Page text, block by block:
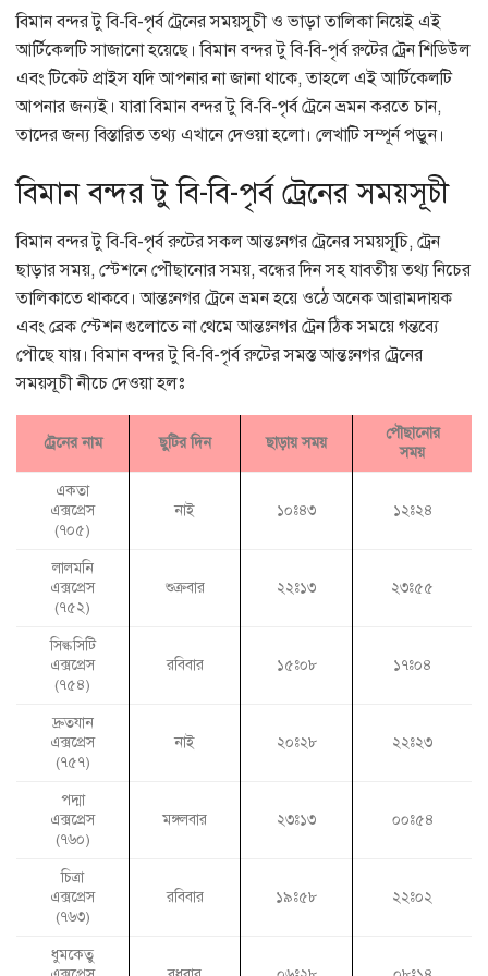
বিমান বন্দর টু বি-বি-পৃর্ব ট্রেনের সময়সূচী ও ভাড়া তালিকা নিয়েই এই
আর্টিকেলটি সাজানো হয়েছে। বিমান বন্দর টু বি-বি-পৃর্ব রুটের ট্রেন শিডিউল
এবং টিকেট প্রাইস যদি আপনার না জানা থাকে, তাহলে এই আর্টিকেলটি
আপনার জন্যই। যারা বিমান বন্দর টু বি-বি-পৃর্ব ট্রেনে ভ্রমন করতে চান,
তাদের জন্য বিস্তারিত তথ্য এখানে দেওয়া হলো। লেখাটি সম্পূর্ন পড়ুন।
বিমান বন্দর টু বি-বি-পৃর্ব ট্রেনের সময়সূচী
বিমান বন্দর টু বি-বি-পৃর্ব রুটের সকল আন্তঃনগর ট্রেনের সময়সূচি, ট্রেন
ছাড়ার সময়, স্টেশনে পৌছানোর সময়, বন্ধের দিন সহ যাবতীয় তথ্য নিচের
তালিকাতে থাকবে। আন্তঃনগর ট্রেনে ভ্রমন হয়ে ওঠে অনেক আরামদায়ক
এবং ব্রেক স্টেশন গুলোতে না থেমে আন্তঃনগর ট্রেন ঠিক সময়ে গন্তব্যে
পৌছে যায়। বিমান বন্দর টু বি-বি-পৃর্ব রুটের সমস্ত আন্তঃনগর ট্রেনের
সময়সূচী নীচে দেওয়া হলঃ
ট্রেনের নাম ছুটির দিন ছাড়ায় সময়
পৌছানোর
সময়
একতা
এক্সপ্রেস
(৭০৫)
নাই ১০ঃ৪৩ ১২ঃ২৪
লালমনি
এক্সপ্রেস
(৭৫২)
শুক্রবার ২২ঃ১৩ ২৩ঃ৫৫
সিল্কসিটি
এক্সপ্রেস
(৭৫৪)
রবিবার ১৫ঃ০৮ ১৭ঃ০৪
দ্রুতযান
এক্সপ্রেস
(৭৫৭)
নাই ২০ঃ২৮ ২২ঃ২৩
পদ্মা
এক্সপ্রেস
(৭৬০)
মঙ্গলবার ২৩ঃ১৩ ০০ঃ৫৪
চিত্রা
এক্সপ্রেস
(৭৬৩)
রবিবার ১৯ঃ৫৮ ২২ঃ০২
ধুমকেতু